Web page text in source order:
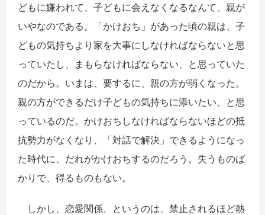
どもに嫌われて、子どもに会えなくなるなんて、親が
いやなのである。「かけおち」があった頃の親は、子
どもの気持ちより家を大事にしなければならないと思
っていたし、まもらなければならない、と思っていた
のだから。いまは、要するに、親の方が弱くなった。
親の方ができるだけ子どもの気持ちに添いたい、と思
っているのだ。かけおちしなければならないほどの抵
抗勢力がなくなり、「対話で解決」できるようになっ
た時代に、だれがかけおちするのだろう。失うものば
かりで、得るものもない。
しかし、恋愛関係、というのは、禁止されるほど熱